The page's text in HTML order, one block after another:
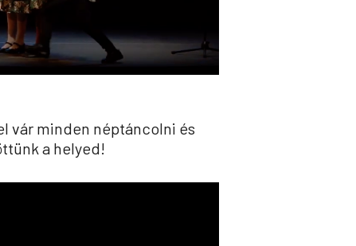
vár minden néptáncolni és
a helyed!